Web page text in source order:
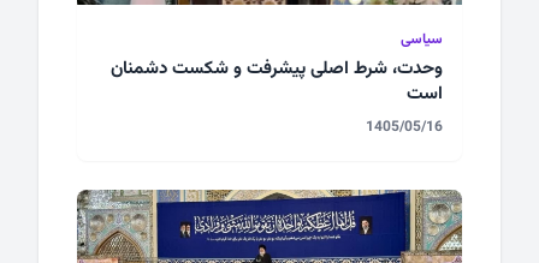
سیاسی
وحدت، شرط اصلی پیشرفت و شکست دشمنان
است
1405/05/16